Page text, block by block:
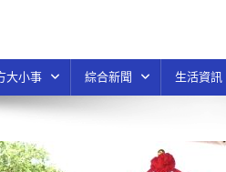
大小事 綜合新聞 生活資訊